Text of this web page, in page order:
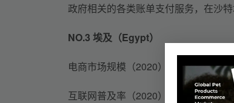
政府相关的各类账单支付服务，在沙
NO.3 埃及（Egypt）
电商市场规模（2020）：25亿美元
互联网普及率（2020）：45%